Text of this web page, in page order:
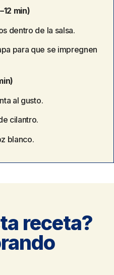
min)
dentro de la salsa.
para que se impregnen
al gusto.
cilantro.
blanco.
receta?